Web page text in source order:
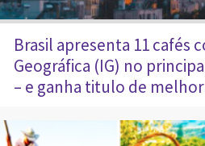
Brasil apresenta 11 cafés
Geográfica (IG) no
– e ganha titulo de